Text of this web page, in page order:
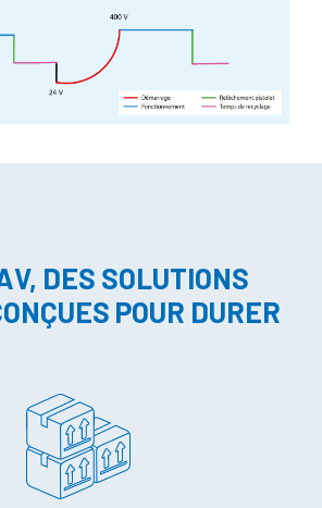
DES SOLUTIONS
POUR DURER